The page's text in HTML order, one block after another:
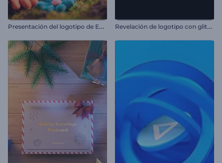
P
resentación del logotipo de Easter Clay R
evelación de logotipo con glitch dinámico